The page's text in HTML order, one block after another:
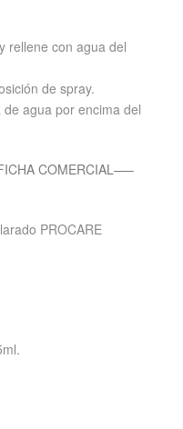
rellene con agua del
de spray.
agua por encima del
COMERCIAL—–
PROCARE